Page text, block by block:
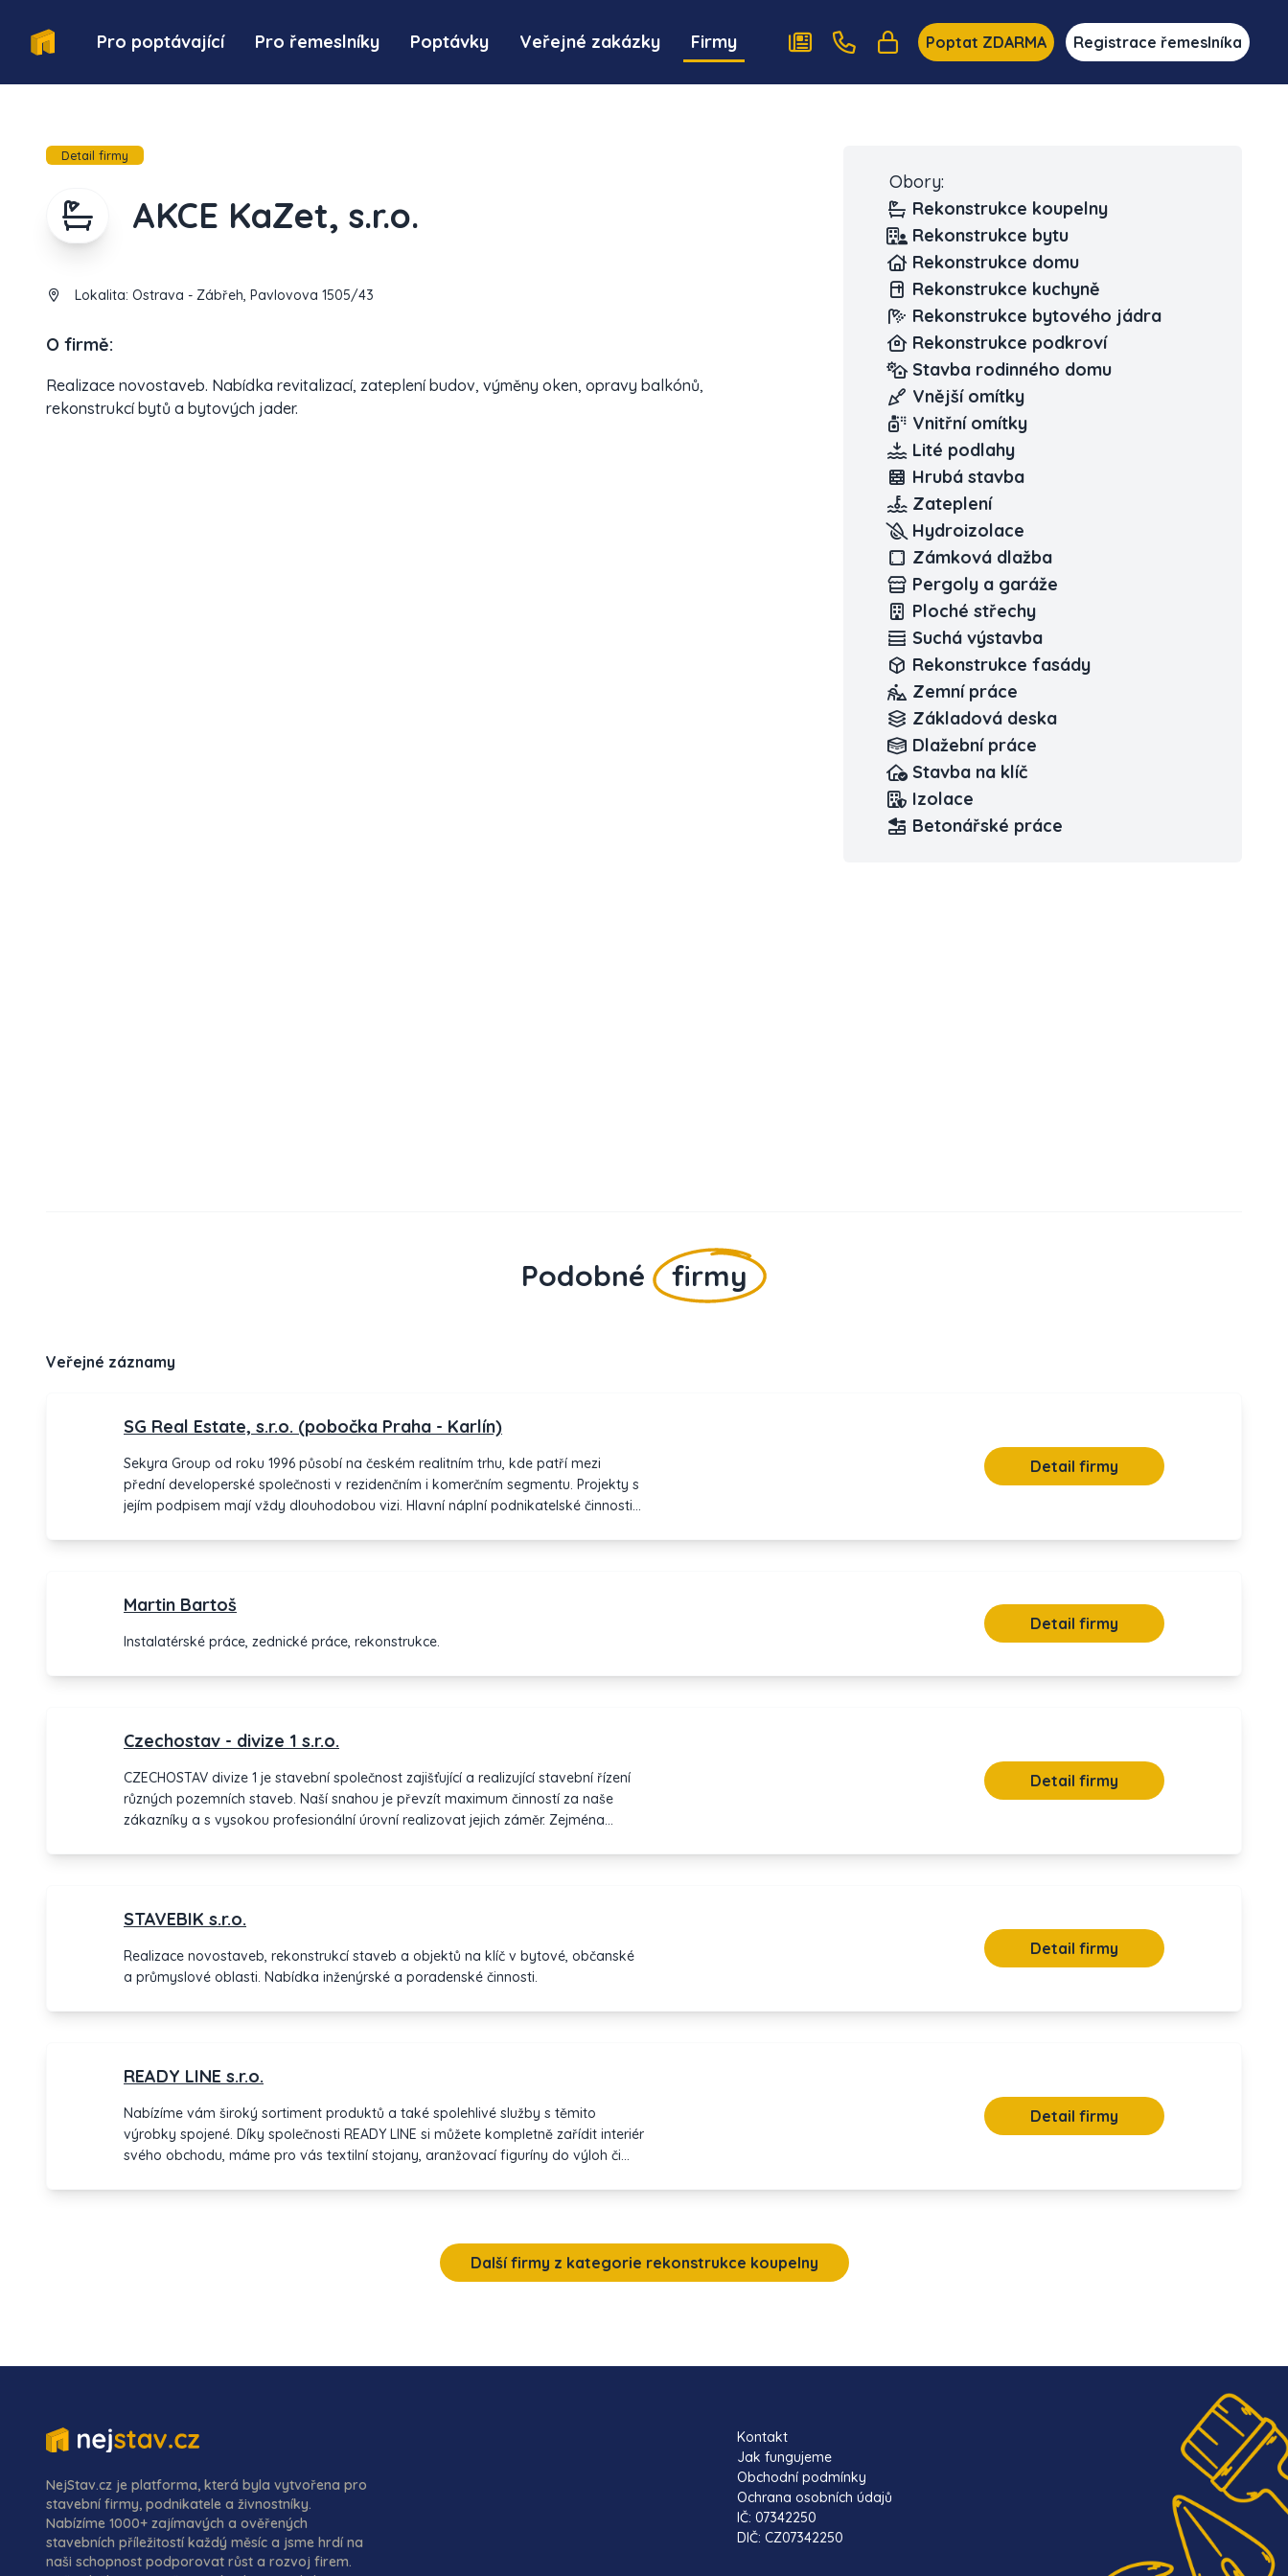
Pro poptávající Pro řemeslníky Poptávky Veřejné zakázky Firmy Poptat ZDARMA Registrace řemeslníka
Detail firmy
AKCE KaZet, s.r.o.
Lokalita: Ostrava - Zábřeh, Pavlovova 1505/43
O firmě:
Realizace novostaveb. Nabídka revitalizací, zateplení budov, výměny oken, opravy balkónů,
rekonstrukcí bytů a bytových jader.
Obory:
Rekonstrukce koupelny
Rekonstrukce bytu
Rekonstrukce domu
Rekonstrukce kuchyně
Rekonstrukce bytového jádra
Rekonstrukce podkroví
Stavba rodinného domu
Vnější omítky
Vnitřní omítky
Lité podlahy
Hrubá stavba
Zateplení
Hydroizolace
Zámková dlažba
Pergoly a garáže
Ploché střechy
Suchá výstavba
Rekonstrukce fasády
Zemní práce
Základová deska
Dlažební práce
Stavba na klíč
Izolace
Betonářské práce
Podobné firmy
Veřejné záznamy
SG Real Estate, s.r.o. (pobočka Praha - Karlín)
Sekyra Group od roku 1996 působí na českém realitním trhu, kde patří mezi
přední developerské společnosti v rezidenčním i komerčním segmentu. Projekty s
jejím podpisem mají vždy dlouhodobou vizi. Hlavní náplní podnikatelské činnosti
Detail firmy
Martin Bartoš
Instalatérské práce, zednické práce, rekonstrukce.
Detail firmy
Czechostav - divize 1 s.r.o.
CZECHOSTAV divize 1 je stavební společnost zajišťující a realizující stavební řízení
různých pozemních staveb. Naší snahou je převzít maximum činností za naše
zákazníky a s vysokou profesionální úrovní realizovat jejich záměr. Zejména
schopni sestavovat plně vybavené kolektivy podle konkrétní zakázky a volit
optimální přístup k práci tak, abychom splnili smluvenou lhůtu dokončení a
přitom byla naše práce odvedena kvalitně, rychle a přitom precizně. Cílem
společnosti je docílení kvalitně odvedené práce se splněním veškerých potřeb
našich zákazníků. Díky zkušenostem na již dříve zrealizovaných stavbách
zájem, neváhejte, zvládneme i tu VAŠI.
Detail firmy
STAVEBIK s.r.o.
Realizace novostaveb, rekonstrukcí staveb a objektů na klíč v bytové, občanské
a průmyslové oblasti. Nabídka inženýrské a poradenské činnosti.
Detail firmy
READY LINE s.r.o.
Nabízíme vám široký sortiment produktů a také spolehlivé služby s těmito
výrobky spojené. Díky společnosti READY LINE si můžete kompletně zařídit interiér
svého obchodu, máme pro vás textilní stojany, aranžovací figuríny do výloh či
Ranieri a dalšího příslušenství pro vodní sport a rekreaci. Koupit si u nás můžete i
záchranné pomůcky. Kompletní sortiment najdete v našem e-shopu. Firma READY
LINE je zároveň autorizovaným servisem pro lodní motory Honda, Evinrude,
Detail firmy
Další firmy z kategorie rekonstrukce koupelny
NejStav.cz je platforma, která byla vytvořena pro
stavební firmy, podnikatele a živnostníky.
Nabízíme 1000+ zajímavých a ověřených
stavebních příležitostí každý měsíc a jsme hrdí na
naši schopnost podporovat růst a rozvoj firem.
Kontakt
Jak fungujeme
Obchodní podmínky
Ochrana osobních údajů
IČ: 07342250
DIČ: CZ07342250